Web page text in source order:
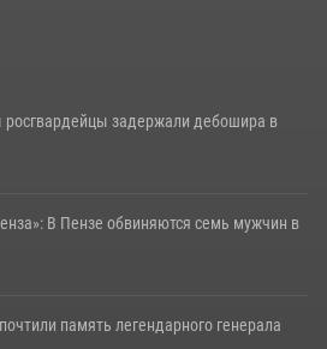
задержали дебошира в
В Пензе обвиняются семь мужчин в
память легендарного генерала